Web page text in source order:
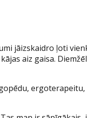
jāizskaidro ļoti
aiz gaisa.